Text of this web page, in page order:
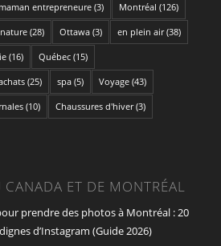
maman entrepreneure(3) Montréal (126)
nature(28) Ottawa(3) en plein air(38)
(16) Québec(15)
(25) spa(5) Voyage(43)
(10) Chaussures d'hiver(3)
ET DE MONTRÉAL
prendre des photos à Montréal : 20
d’Instagram (Guide 2026)